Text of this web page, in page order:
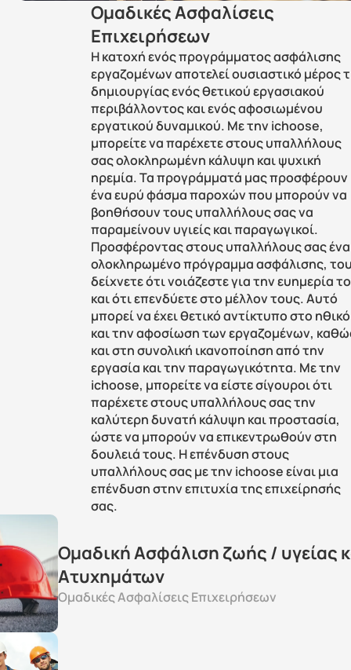
Ομαδικές Ασφαλίσεις
Επιχειρήσεων
Η κατοχή ενός προγράμματος ασφάλισης
εργαζομένων αποτελεί ουσιαστικό μέρος
δημιουργίας ενός θετικού εργασιακού
περιβάλλοντος και ενός αφοσιωμένου
εργατικού δυναμικού. Με την ichoose,
μπορείτε να παρέχετε στους υπαλλήλους
σας ολοκληρωμένη κάλυψη και ψυχική
ηρεμία. Τα προγράμματά μας προσφέρουν
ένα ευρύ φάσμα παροχών που μπορούν να
βοηθήσουν τους υπαλλήλους σας να
παραμείνουν υγιείς και παραγωγικοί.
Προσφέροντας στους υπαλλήλους σας ένα
ολοκληρωμένο πρόγραμμα ασφάλισης,
δείχνετε ότι νοιάζεστε για την ευημερία
και ότι επενδύετε στο μέλλον τους. Αυτό
μπορεί να έχει θετικό αντίκτυπο στο ηθικό
και την αφοσίωση των εργαζομένων,
και στη συνολική ικανοποίηση από την
εργασία και την παραγωγικότητα. Με την
ichoose, μπορείτε να είστε σίγουροι ότι
παρέχετε στους υπαλλήλους σας την
καλύτερη δυνατή κάλυψη και προστασία,
ώστε να μπορούν να επικεντρωθούν στη
δουλειά τους. Η επένδυση στους
υπαλλήλους σας με την ichoose είναι μια
επένδυση στην επιτυχία της επιχείρησής
σας.
Ομαδική Ασφάλιση ζωής / υγείας
Ατυχημάτων
Ομαδικές Ασφαλίσεις Επιχειρήσεων